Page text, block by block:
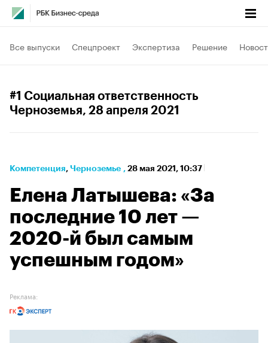
Все выпуски Спецпроект Экспертиза Решение
#1 Социальная ответственность
Черноземья, 28 апреля 2021
Компетенция⁠, Черноземье , 28 мая 2021, 10:37
Елена Латышева: «За
последние 10 лет —
2020-й был самым
успешным годом»
Реклама: